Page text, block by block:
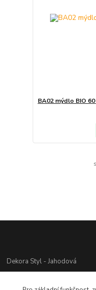
BA02 mýdlo BIO
Dekora Styl - Jahodová